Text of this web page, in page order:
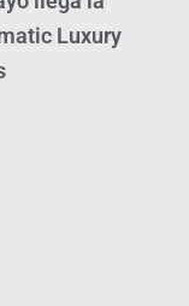
Luxury